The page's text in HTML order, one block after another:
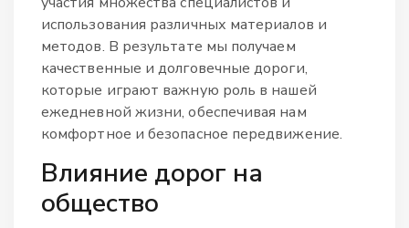
использования различных материалов и
методов. В результате мы получаем
качественные и долговечные дороги,
которые играют важную роль в нашей
ежедневной жизни, обеспечивая нам
комфортное и безопасное передвижение.
Влияние дорог на
общество